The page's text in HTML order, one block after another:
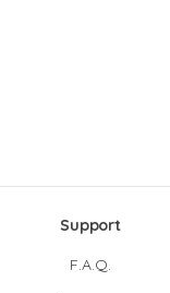
Support
F.A.Q.